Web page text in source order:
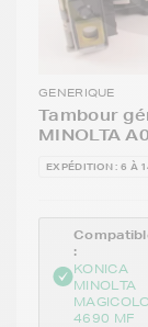
GENERIQUE
Tambour
MINOLTA
EXPÉDITION : 6 À
:
KONICA
MINOLTA
4690 MF